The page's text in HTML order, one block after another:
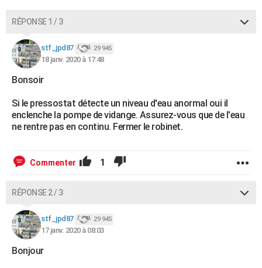
RÉPONSE 1 / 3
stf_jpd87 29 945
18 janv. 2020 à 17:48
Bonsoir
Si le pressostat détecte un niveau d'eau anormal oui il
enclenche la pompe de vidange. Assurez-vous que de l'eau
ne rentre pas en continu. Fermer le robinet.
Commenter 1
RÉPONSE 2 / 3
stf_jpd87 29 945
17 janv. 2020 à 08:03
Bonjour